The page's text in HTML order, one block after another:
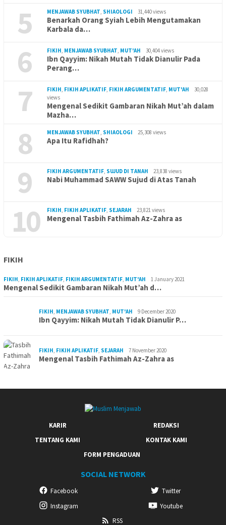
5 MENJAWAB SYUBHAT, SHIAOLOGI 31,440 views
Benarkah Orang Syiah Lebih Mengutamakan
Karbala da…
6 FIKIH, MENJAWAB SYUBHAT, MUT'AH 30,404 views
Ibn Qayyim: Nikah Mutah Tidak Dianulir Pada
Perang…
7 FIKIH, FIKIH APLIKATIF, FIKIH ARGUMENTATIF, MUT'AH
30,028
views
Mengenal Sedikit Gambaran Nikah Mut’ah dalam
Mazha…
8 MENJAWAB SYUBHAT, SHIAOLOGI 25,308 views
Apa Itu Rafidhah?
9 FIKIH ARGUMENTATIF, SUJUD DI TANAH 23,838 views
Nabi Muhammad SAWW Sujud di Atas Tanah
10 FIKIH, FIKIH APLIKATIF, SEJARAH 23,821 views
Mengenal Tasbih Fathimah Az-Zahra as
FIKIH
FIKIH, FIKIH APLIKATIF, FIKIH ARGUMENTATIF, MUT'AH 1 January 2021
Mengenal Sedikit Gambaran Nikah Mut’ah d…
FIKIH, MENJAWAB SYUBHAT, MUT'AH 9 December 2020
Ibn Qayyim: Nikah Mutah Tidak Dianulir P…
FIKIH, FIKIH APLIKATIF, SEJARAH 7 November 2020
Mengenal Tasbih Fathimah Az-Zahra as
KARIR
REDAKSI
TENTANG KAMI
KONTAK KAMI
FORM PENGADUAN
SOCIAL NETWORK
Facebook
Twitter
Instagram
Youtube
RSS